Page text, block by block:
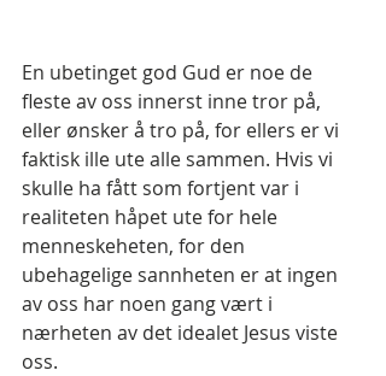
En ubetinget god Gud er noe de
fleste av oss innerst inne tror på,
eller ønsker å tro på, for ellers er vi
faktisk ille ute alle sammen. Hvis vi
skulle ha fått som fortjent var i
realiteten håpet ute for hele
menneskeheten, for den
ubehagelige sannheten er at ingen
av oss har noen gang vært i
nærheten av det idealet Jesus viste
oss.